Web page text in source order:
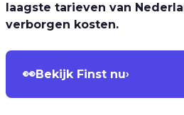
laagste tarieven van
verborgen kosten.
👀Bekijk Finst nu›